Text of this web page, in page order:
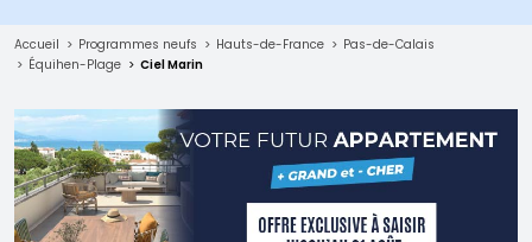
Accueil Programmes neufs Hauts-de-France
Pas-de-Calais
Équihen-Plage
Ciel Marin